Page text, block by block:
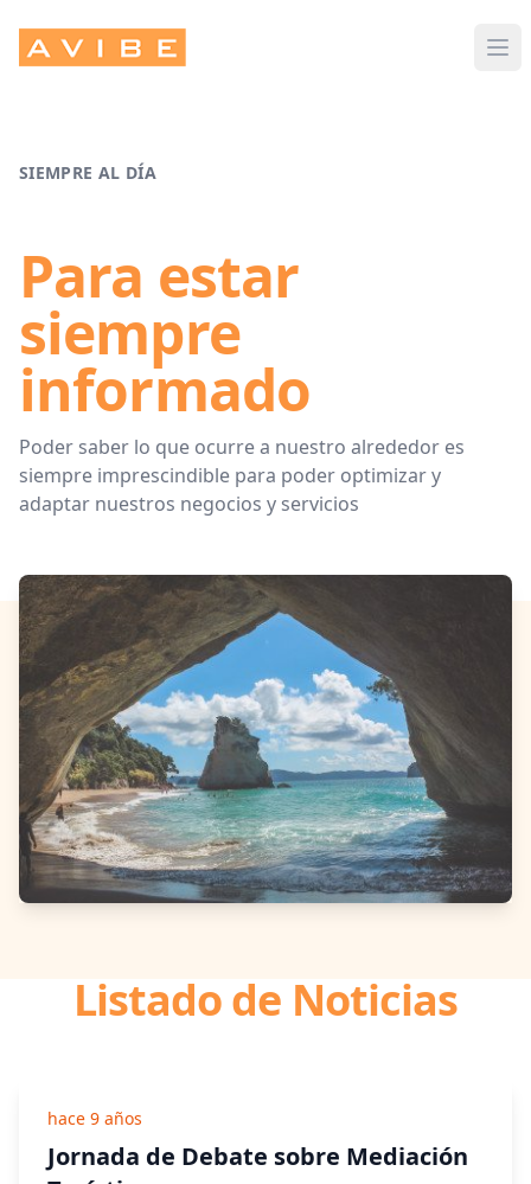
Avibe
SIEMPRE AL DÍA
Para estar
siempre
informado
Poder saber lo que ocurre a nuestro alrededor es
siempre imprescindible para poder optimizar y
adaptar nuestros negocios y servicios
Listado de Noticias
hace 9 años
Jornada de Debate sobre Mediación